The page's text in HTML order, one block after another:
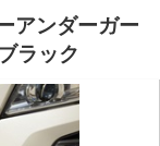
アンダーガー
ラック